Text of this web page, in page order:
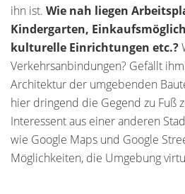
ihn ist. Wie nah liegen
Kindergarten,
kulturelle Einrichtungen etc.?
Verkehrsanbindungen? Gefällt
Architektur der umgebenden
hier dringend die Gegend zu Fuß
Interessent aus einer anderen
wie Google Maps und Google
Möglichkeiten, die Umgebung